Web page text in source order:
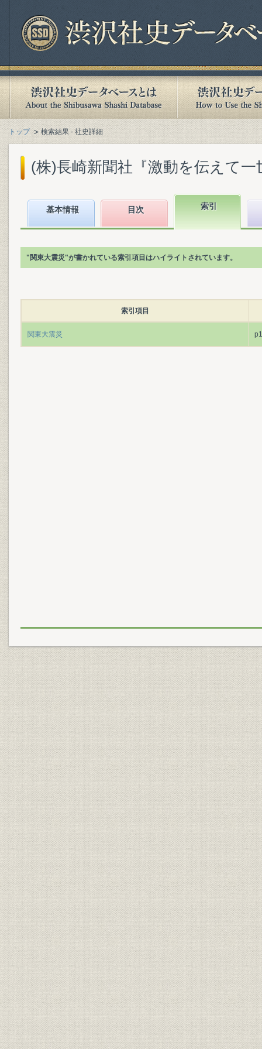
トップ 検索結果 - 社史詳細
(株)長崎新聞社『激動を伝えて
基本情報 目次 索引
"関東大震災"が書かれている索引項目はハイライトされています。
索引項目
関東大震災